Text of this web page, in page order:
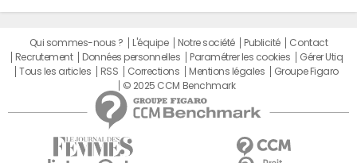
Qui sommes-nous ? L'équipe Notre société Publicité
Contact
Recrutement
Données personnelles Paramétrer les cookies
Gérer Utiq
Tous les articles
RSS Corrections Mentions légales
Groupe Figaro
© 2025 CCM Benchmark